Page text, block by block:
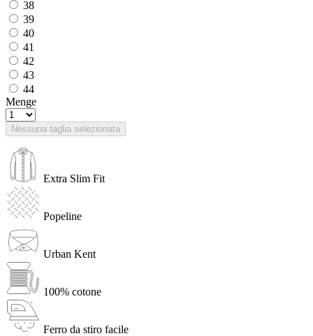
38
39
40
41
42
43
44
Menge
Nessuna taglia selezionata
Extra Slim Fit
Popeline
Urban Kent
100% cotone
Ferro da stiro facile